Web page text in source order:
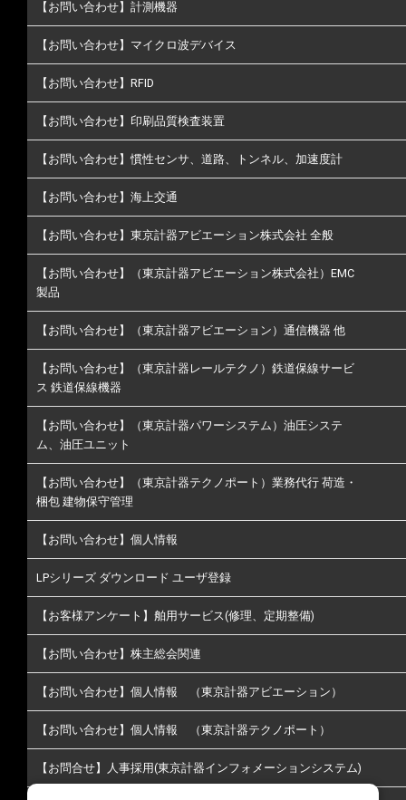
【お問い合わせ】計測機器
【お問い合わせ】マイクロ波デバイス
【お問い合わせ】RFID
【お問い合わせ】印刷品質検査装置
【お問い合わせ】慣性センサ、道路、トンネル、加速度計
【お問い合わせ】海上交通
【お問い合わせ】東京計器アビエーション株式会社 全般
【お問い合わせ】（東京計器アビエーション株式会社）EMC
製品
【お問い合わせ】（東京計器アビエーション）通信機器 他
【お問い合わせ】（東京計器レールテクノ）鉄道保線サービ
ス 鉄道保線機器
【お問い合わせ】（東京計器パワーシステム）油圧システ
ム、油圧ユニット
【お問い合わせ】（東京計器テクノポート）業務代行 荷造・
梱包 建物保守管理
【お問い合わせ】個人情報
LPシリーズ ダウンロード ユーザ登録
【お客様アンケート】舶用サービス(修理、定期整備)
【お問い合わせ】株主総会関連
【お問い合わせ】個人情報 （東京計器アビエーション）
【お問い合わせ】個人情報 （東京計器テクノポート）
【お問合せ】人事採用(東京計器インフォメーションシステム)